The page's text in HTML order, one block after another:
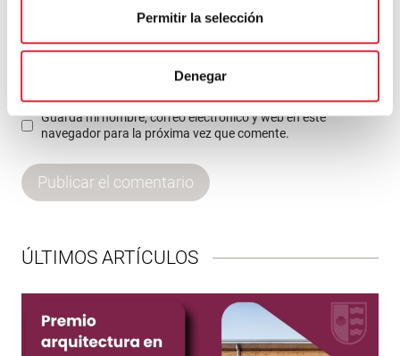
Permitir la selección
Denegar
Guarda mi nombre, correo electrónico y web en este
navegador para la próxima vez que comente.
ÚLTIMOS ARTÍCULOS